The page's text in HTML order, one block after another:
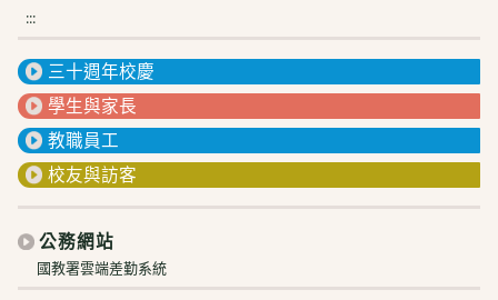
:::
三十週年校慶
學生與家長
教職員工
校友與訪客
公務網站
國教署雲端差勤系統